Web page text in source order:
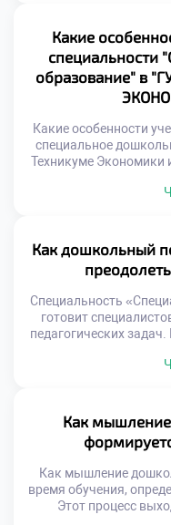
изменениям.
этапе
педагоги изучают
Какие
специальности
образование" в
Какие особенности
специальное
Техникуме Экономики
выраженную
Учебный план
инклюзии. Акцент
Как дошкольный
Специальность
готовит
педагогических
заключается в
распознавать
трансформирует
роста.
Как
Как мышление
время обучения,
Этот процесс